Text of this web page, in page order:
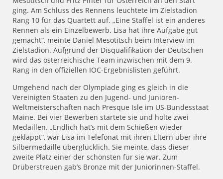
ging. Am Schluss des Rennens leuchtete im Zielstadion
Rang 10 für das Quartett auf. „Eine Staffel ist ein anderes
Rennen als ein Einzelbewerb. Lisa hat ihre Aufgabe gut
gemacht“, meinte Daniel Mesotitsch beim Interview im
Zielstadion. Aufgrund der Disqualifikation der Deutschen
wird das österreichische Team inzwischen mit dem 9.
Rang in den offiziellen IOC-Ergebnislisten geführt.
Umgehend nach der Olympiade ging es gleich in die
Vereinigten Staaten zu den Jugend- und Junioren-
Weltmeisterschaften nach Presque Isle im US-Bundesstaat
Maine. Bei vier Bewerben startete sie und holte zwei
Medaillen. „Endlich hat’s mit dem Schießen wieder
geklappt“, war Lisa im Telefonat mit ihren Eltern über ihre
Silbermedaille überglücklich. Sie meinte, dass dieser
zweite Platz einer der schönsten für sie war. Zum
Drüberstreuen gab’s Bronze mit der Juniorinnen-Staffel.